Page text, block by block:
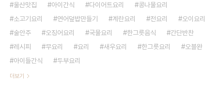
울산맛집
아이간식 다이어트요리
콩나물요리
소고기요리
연어덮밥만들기 계란요리 전요리
오이요리
술안주
오징어요리 국물요리 한그릇음식
간단반찬
레시피
무요리 요리 새우요리 한그릇요리
오블완
아이들간식
두부요리
더보기